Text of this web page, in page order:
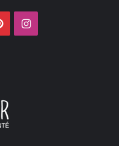
PinterestInstagram